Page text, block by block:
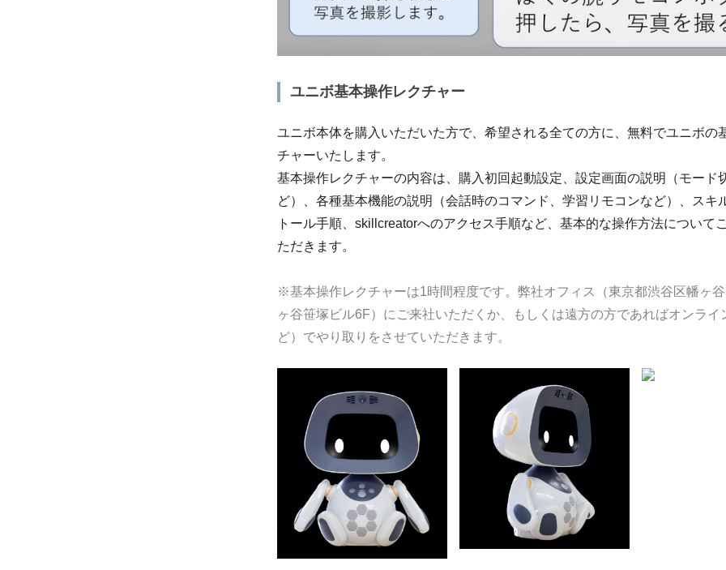
ユニボ基本操作レクチャー
ユニボ本体を購入いただいた方で、希望される全ての方に、無料でユニボの
チャーいたします。
基本操作レクチャーの内容は、購入初回起動設定、設定画面の説明（モード
ど）、各種基本機能の説明（会話時のコマンド、学習リモコンなど）、スキ
トール手順、skillcreatorへのアクセス手順など、基本的な操作方法について
ただきます。
※基本操作レクチャーは1時間程度です。弊社オフィス（東京都渋谷区幡ヶ
ヶ谷笹塚ビル6F）にご来社いただくか、もしくは遠方の方であればオンライ
ど）でやり取りをさせていただきます。